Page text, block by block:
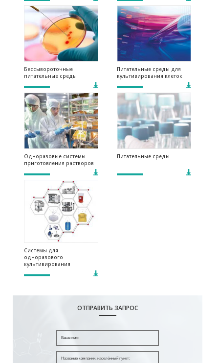
Бессывороточные
питательные среды
Питательные среды для
культивирования клеток
Одноразовые системы
приготовления растворов
Питательные среды
Системы для
одноразового
культивирования
ОТПРАВИТЬ ЗАПРОС